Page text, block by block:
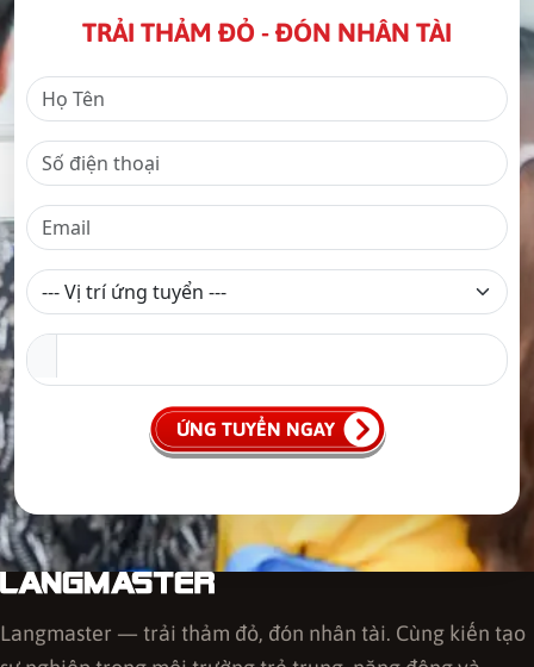
TRẢI THẢM ĐỎ - ĐÓN NHÂN TÀI
ỨNG TUYỂN NGAY
Langmaster — trải thảm đỏ, đón nhân tài. Cùng kiến tạo